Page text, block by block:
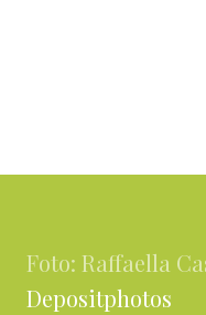
Foto: Raffaella
Depositphotos